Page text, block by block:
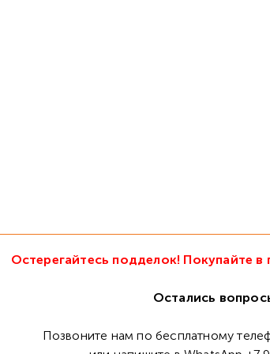
Остерегайтесь подделок! Покупайте в
Остались
Позвоните нам по бесплатному